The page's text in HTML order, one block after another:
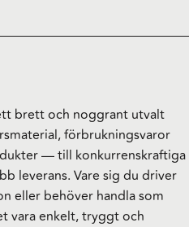
brett och noggrant utvalt
förbrukningsvaror
— till konkurrenskraftiga
leverans. Vare sig du driver
eller behöver handla som
vara enkelt, tryggt och